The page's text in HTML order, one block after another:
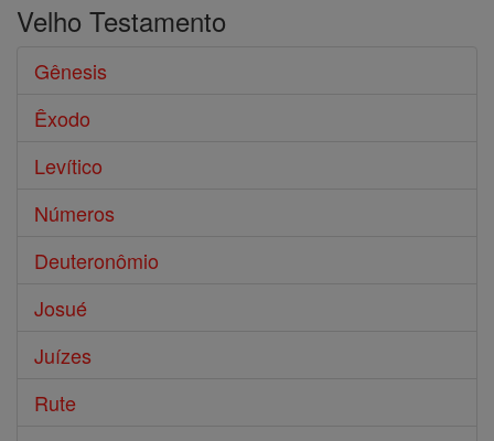
Velho Testamento
Gênesis
Êxodo
Levítico
Números
Deuteronômio
Josué
Juízes
Rute